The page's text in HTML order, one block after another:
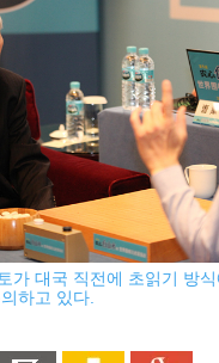
가 대국 직전에 초읽기 방
하고 있다.